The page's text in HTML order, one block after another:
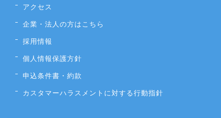
アクセス
企業・法人の方はこちら
採用情報
個人情報保護方針
申込条件書・約款
カスタマーハラスメントに対する行動指針